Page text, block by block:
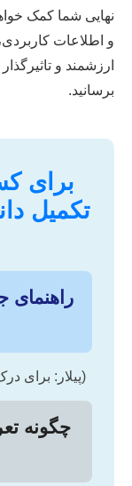
نهایی شما کمک
و اطلاعات
ارزشمند و
برسانید.
برای
تکمیل
راهنمای
(پیلار: برای
چگونه